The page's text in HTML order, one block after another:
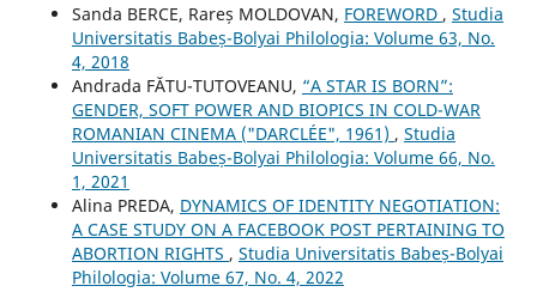
Sanda BERCE, Rareș MOLDOVAN, FOREWORD , Studia
Universitatis Babeș-Bolyai Philologia: Volume 63, No.
4, 2018
Andrada FĂTU-TUTOVEANU, “A STAR IS BORN”:
GENDER, SOFT POWER AND BIOPICS IN COLD-WAR
ROMANIAN CINEMA ("DARCLÉE", 1961) , Studia
Universitatis Babeș-Bolyai Philologia: Volume 66, No.
1, 2021
Alina PREDA, DYNAMICS OF IDENTITY NEGOTIATION:
A CASE STUDY ON A FACEBOOK POST PERTAINING TO
ABORTION RIGHTS , Studia Universitatis Babeș-Bolyai
Philologia: Volume 67, No. 4, 2022